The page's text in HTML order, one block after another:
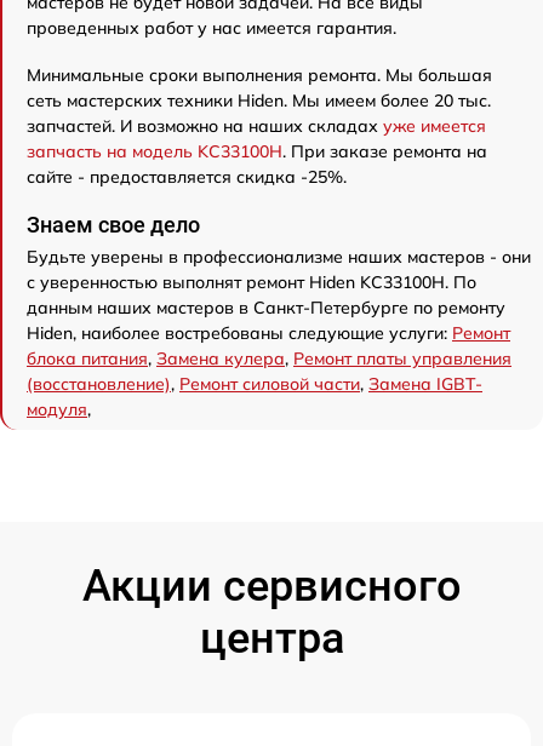
проведенных работ у нас имеется гарантия.
Минимальные сроки выполнения ремонта. Мы большая
сеть мастерских техники Hiden. Мы имеем более 20 тыс.
запчастей. И возможно на наших складах уже имеется
запчасть на модель KC33100H. При заказе ремонта на
сайте - предоставляется скидка -25%.
Знаем свое дело
Будьте уверены в профессионализме наших мастеров - они
с уверенностью выполнят ремонт Hiden KC33100H. По
данным наших мастеров в Санкт-Петербурге по ремонту
Hiden, наиболее востребованы следующие услуги: Ремонт
блока питания, Замена кулера, Ремонт платы управления
(восстановление), Ремонт силовой части, Замена IGBT-
модуля,
Акции сервисного
центра